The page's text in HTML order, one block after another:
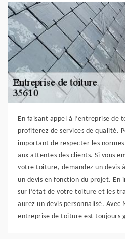
En faisant appel à l’entreprise de
profiterez de services de qualité.
important de respecter les
aux attentes des clients. Si vous
votre toiture, demandez un devis
un devis en fonction du projet. En
sur l’état de votre toiture et les
aurez un devis personnalisé. Avec
entreprise de toiture est toujours